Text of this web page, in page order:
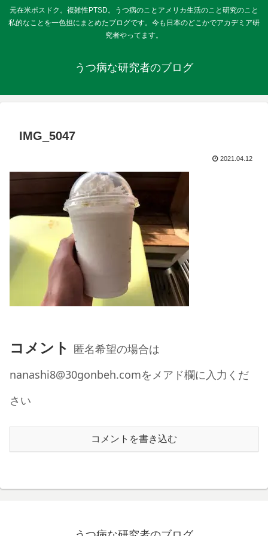
元在米ポスドク。複雑性PTSD。うつ病のことアメリカ生活のこと研究のこと
私的なことを一色担にまとめたブログです。今も日本のどこかでアカデミア研
究者やってます。
うつ病な研究者のブログ
IMG_5047
2021.04.12
コメント 匿名希望の場合は
nanashi8@30gonbeh.comをメアド欄に入力くだ
さい
コメントを書き込む